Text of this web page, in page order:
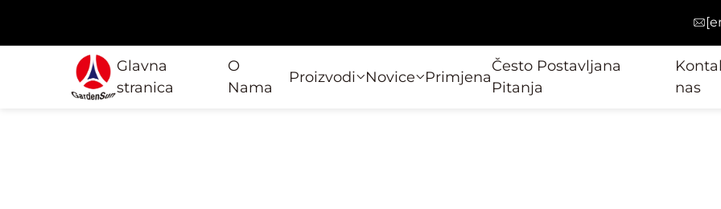
Glavna
stranica
O
Nama
Proizvodi Novice Primjena
Često Postavljana
Pitanja
nas